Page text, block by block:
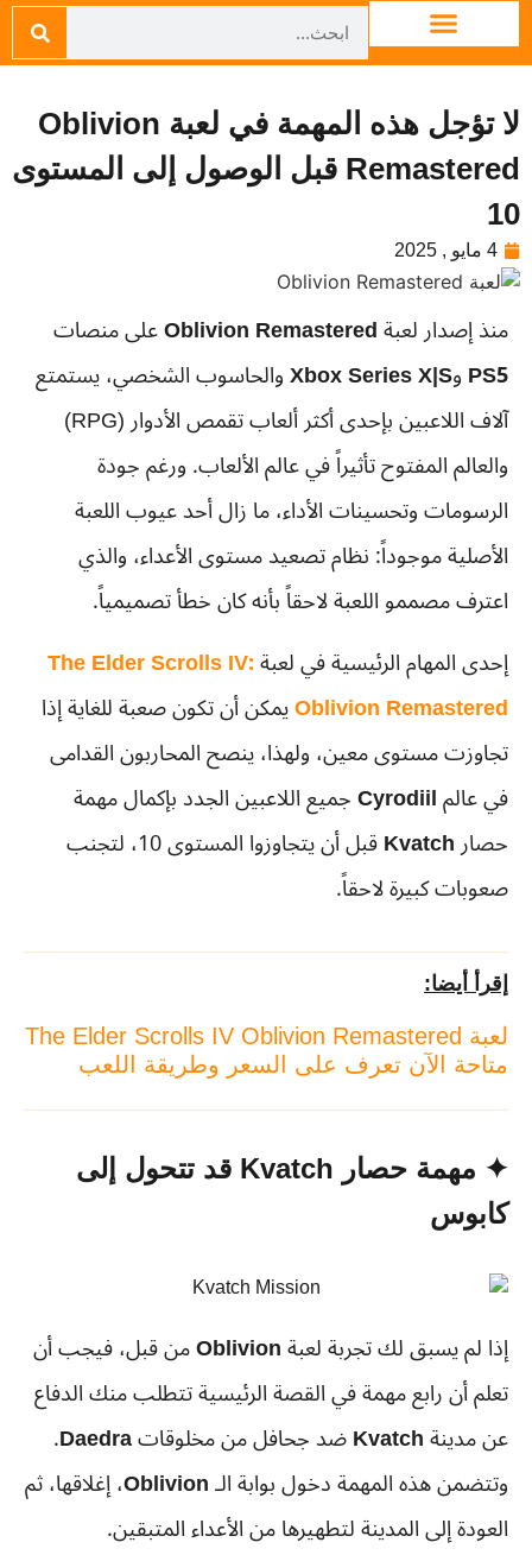
لا تؤجل هذه المهمة في لعبة Oblivion
Remastered قبل الوصول إلى المستوى
10
4 مايو , 2025
منذ إصدار لعبةOblivion Remasteredعلى منصات
PS5وXbox Series X|Sوالحاسوب الشخصي، يستمتع
آلاف اللاعبين بإحدى أكثر ألعاب تقمص الأدوار (RPG)
والعالم المفتوح تأثيراً في عالم الألعاب. ورغم جودة
الرسومات وتحسينات الأداء، ما زال أحد عيوب اللعبة
الأصلية موجوداً: نظام تصعيد مستوى الأعداء، والذي
اعترف مصممو اللعبة لاحقاً بأنه كان خطأ تصميمياً.
إحدى المهام الرئيسية في لعبةThe Elder Scrolls IV:
Oblivion Remasteredيمكن أن تكون صعبة للغاية إذا
تجاوزت مستوى معين، ولهذا، ينصح المحاربون القدامى
في عالمCyrodiilجميع اللاعبين الجدد بإكمال مهمة
حصارKvatch
قبل أن يتجاوزوا المستوى 10، لتجنب
صعوبات كبيرة لاحقاً.
إقرأ أيضا:
لعبة The Elder Scrolls IV Oblivion Remastered
متاحة الآن تعرف على السعر وطريقة اللعب
✦ مهمة حصار Kvatch قد تتحول إلى
كابوس
إذا لم يسبق لك تجربة لعبةOblivionمن قبل، فيجب أن
تعلم أن رابع مهمة في القصة الرئيسية تتطلب منك الدفاع
عن مدينةKvatchضد جحافل من مخلوقاتDaedra
.
وتتضمن هذه المهمة دخول بوابة الـOblivion، إغلاقها، ثم
العودة إلى المدينة لتطهيرها من الأعداء المتبقين.